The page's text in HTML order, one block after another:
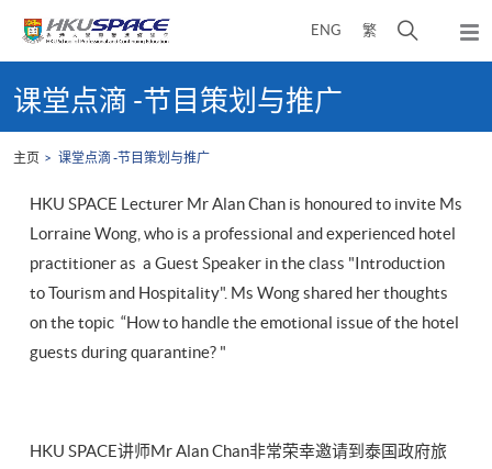
ENG 繁
开
弹
出
单
content
start课堂点滴 -节目策划与推广
主页 课堂点滴 -节目策划与推广
HKU SPACE Lecturer Mr Alan Chan is honoured to invite Ms
Lorraine Wong, who is a professional and experienced hotel
practitioner as a Guest Speaker in the class "Introduction
to Tourism and Hospitality". Ms Wong shared her thoughts
on the topic “How to handle the emotional issue of the hotel
guests during quarantine? "
HKU SPACE讲师Mr Alan Chan非常荣幸邀请到泰国政府旅